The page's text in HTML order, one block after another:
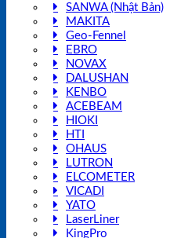
SANWA (Nhật Bản)
MAKITA
Geo-Fennel
EBRO
NOVAX
DALUSHAN
KENBO
ACEBEAM
HIOKI
HTI
OHAUS
LUTRON
ELCOMETER
VICADI
YATO
LaserLiner
KingPro